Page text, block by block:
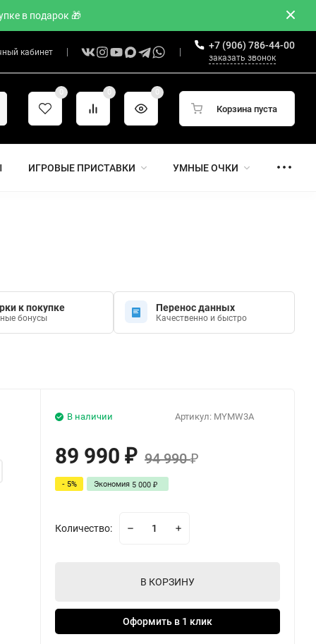
в подарок 🎁
кабинет
+7 (906) 786-44-00
заказать звонок
0 0 0
Корзина пуста
ИГРОВЫЕ ПРИСТАВКИ УМНЫЕ ОЧКИ
к покупке
бонусы
Перенос данных
Качественно и быстро
Артикул: MYMW3A
В наличии
89 990₽ 94 990₽
- 5% Экономия 5 000₽
Количество:
В КОРЗИНУ
Оформить в 1 клик